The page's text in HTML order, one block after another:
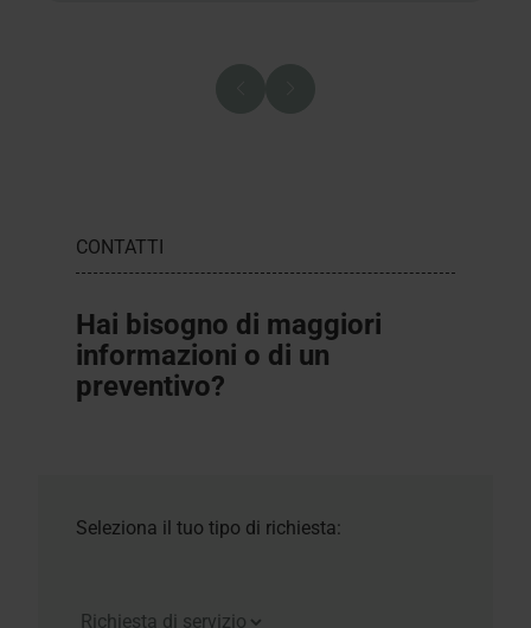
CONTATTI
Hai bisogno di maggiori
informazioni o di un
preventivo?
Seleziona il tuo tipo di richiesta: